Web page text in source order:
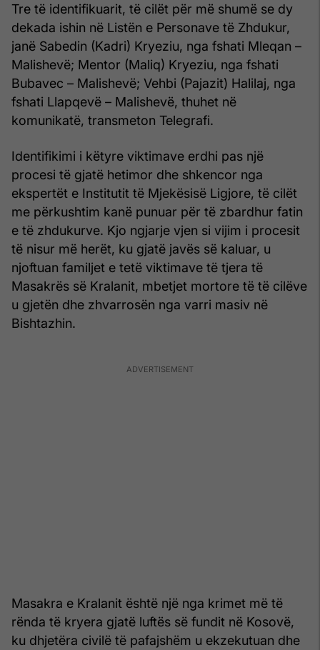
Tre të identifikuarit, të cilët për më shumë se dy
dekada ishin në Listën e Personave të Zhdukur,
janë Sabedin (Kadri) Kryeziu, nga fshati Mleqan –
Malishevë; Mentor (Maliq) Kryeziu, nga fshati
Bubavec – Malishevë; Vehbi (Pajazit) Halilaj, nga
fshati Llapqevë – Malishevë, thuhet në
komunikatë, transmeton Telegrafi.
Identifikimi i këtyre viktimave erdhi pas një
procesi të gjatë hetimor dhe shkencor nga
ekspertët e Institutit të Mjekësisë Ligjore, të cilët
me përkushtim kanë punuar për të zbardhur fatin
e të zhdukurve. Kjo ngjarje vjen si vijim i procesit
të nisur më herët, ku gjatë javës së kaluar, u
njoftuan familjet e tetë viktimave të tjera të
Masakrës së Kralanit, mbetjet mortore të të cilëve
u gjetën dhe zhvarrosën nga varri masiv në
Bishtazhin.
Masakra e Kralanit është një nga krimet më të
rënda të kryera gjatë luftës së fundit në Kosovë,
ku dhjetëra civilë të pafajshëm u ekzekutuan dhe